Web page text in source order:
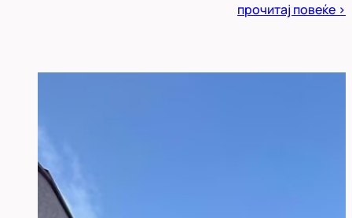
прочитај повеќе >